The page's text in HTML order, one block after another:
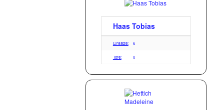
Haas Tobias
Einsätze: 6
Tore: 0